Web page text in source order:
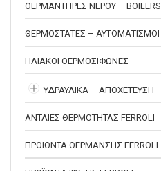
ΘΕΡΜΑΝΤΗΡΕΣ ΝΕΡΟΥ – BOILERS
ΘΕΡΜΟΣΤΑΤΕΣ – ΑΥΤΟΜΑΤΙΣΜΟΙ
ΗΛΙΑΚΟΙ ΘΕΡΜΟΣΙΦΩΝΕΣ
ΥΔΡΑΥΛΙΚΑ – ΑΠΟΧΕΤΕΥΣΗ
ΑΝΤΛΙΕΣ ΘΕΡΜΟΤΗΤΑΣ FERROLI
ΠΡΟΪΟΝΤΑ ΘΕΡΜΑΝΣΗΣ FERROLI